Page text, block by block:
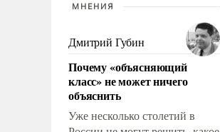
МНЕНИЯ
Дмитрий Губин
Почему «объясняющий
класс» не может ничего
объяснить
Уже несколько столетий в